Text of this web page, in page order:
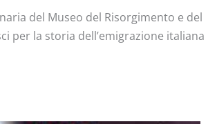
del Museo del Risorgimento e del
per la storia dell’emigrazione italiana